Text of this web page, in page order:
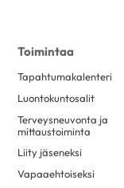
Toimintaa
Tapahtumakalenteri
Luontokuntosalit
Terveysneuvonta ja
mittaustoiminta
Liity jäseneksi
Vapaaehtoiseksi